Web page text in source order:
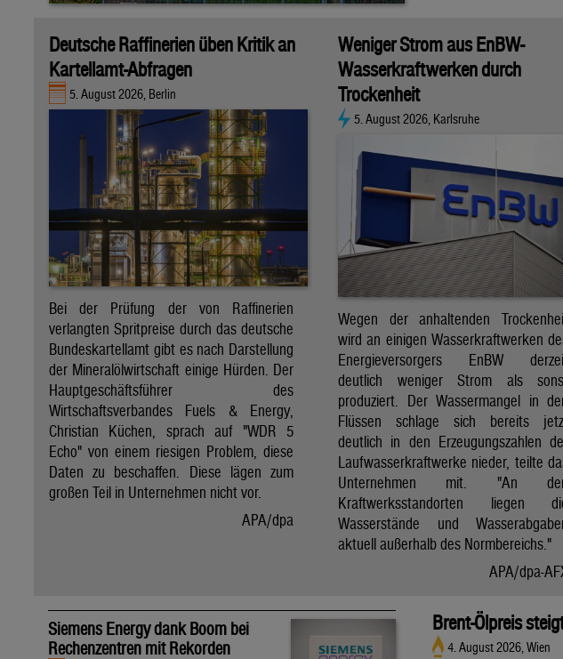
Deutsche Raffinerien üben Kritik an
Kartellamt-Abfragen
5. August 2026, Berlin
Bei der Prüfung der von Raffinerien
verlangten Spritpreise durch das deutsche
Bundeskartellamt gibt es nach Darstellung
der Mineralölwirtschaft einige Hürden. Der
Hauptgeschäftsführer des
Wirtschaftsverbandes Fuels & Energy,
Christian Küchen, sprach auf "WDR 5
Echo" von einem riesigen Problem, diese
Daten zu beschaffen. Diese lägen zum
großen Teil in Unternehmen nicht vor.
APA/dpa
Weniger Strom aus EnBW-
Wasserkraftwerken durch
Trockenheit
5. August 2026, Karlsruhe
Wegen der anhaltenden
wird an einigen Wasserkraftwerken
Energieversorgers EnBW
deutlich weniger Strom als
produziert. Der Wassermangel in
Flüssen schlage sich bereits
deutlich in den Erzeugungszahlen
Laufwasserkraftwerke nieder, teilte
Unternehmen mit. "An
Kraftwerksstandorten liegen
Wasserstände und
aktuell außerhalb des Normbereichs."
APA/dpa-
Siemens Energy dank Boom bei
Rechenzentren mit Rekorden
Brent-Ölpreis
4. August 2026, Wien